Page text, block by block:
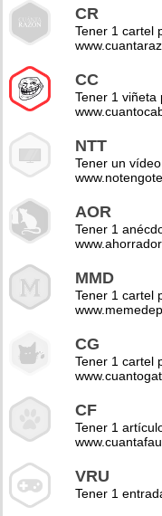
CR
Tener 1 cartel
CC
Tener 1 viñeta
NTT
Tener un
AOR
Tener 1
MMD
Tener 1 cartel
CG
Tener 1 cartel
CF
Tener 1
VRU
Tener 1